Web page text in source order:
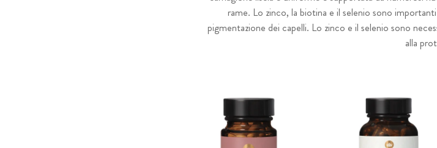
rame. Lo zinco, la biotina e il selenio sono
pigmentazione dei capelli. Lo zinco e il selenio sono
alla